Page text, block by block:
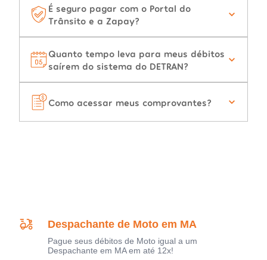
É seguro pagar com o Portal do
Trânsito e a Zapay?
Quanto tempo leva para meus débitos
saírem do sistema do DETRAN?
Como acessar meus comprovantes?
Despachante de Moto em MA
Pague seus débitos de Moto igual a um
Despachante em MA em até 12x!